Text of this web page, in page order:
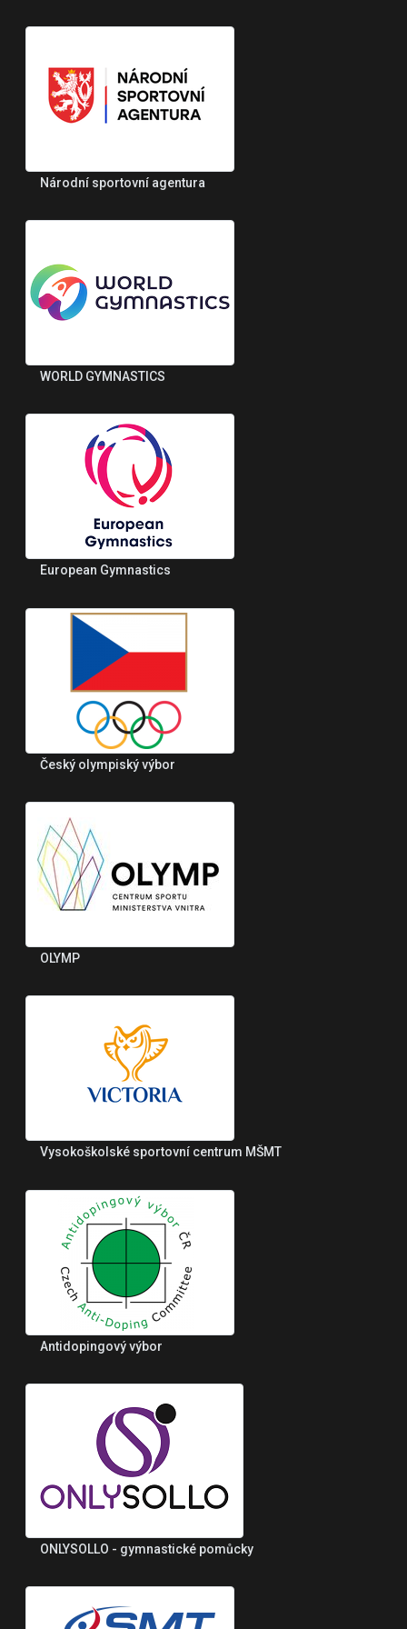
Národní sportovní agentura
WORLD GYMNASTICS
European Gymnastics
Český olympiský výbor
OLYMP
Vysokoškolské sportovní centrum MŠMT
Antidopingový výbor
ONLYSOLLO - gymnastické pomůcky